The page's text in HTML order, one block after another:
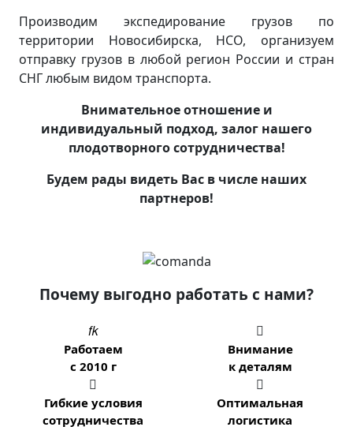
Производим экспедирование грузов по
территории Новосибирска, НСО, организуем
отправку грузов в любой регион России и стран
СНГ любым видом транспорта.
Внимательное отношение и
индивидуальный подход, залог нашего
плодотворного сотрудничества!
Будем рады видеть Вас в числе наших
партнеров!
Почему выгодно работать с нами?

Работаем
с 2010 г

Внимание
к деталям

Гибкие условия
сотрудничества

Оптимальная
логистика